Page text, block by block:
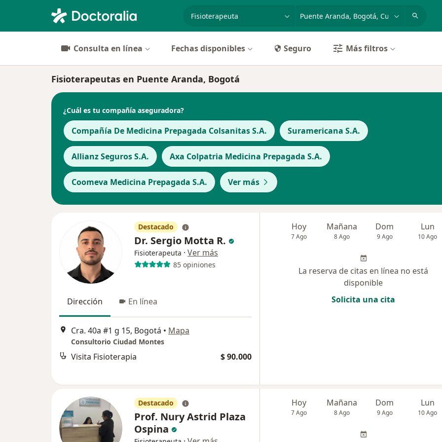
Consulta en línea Fechas disponibles Seguro Más filtros
Fisioterapeutas en Puente Aranda, Bogotá
¿Cuál es tu compañía aseguradora?
Compañía De Medicina Prepagada Colsanitas S.A. Suramericana S.A.
Allianz Seguros S.A. Axa Colpatria Medicina Prepagada S.A.
Coomeva Medicina Prepagada S.A. Ver más
Destacado
Dr. Sergio Motta R.
Fisioterapeuta · Ver más
85 opiniones
Dirección En línea
Cra. 40a #1 g 15, Bogotá • Mapa
Consultorio Ciudad Montes
Visita Fisioterapia $ 90.000
Hoy
7 Ago
Mañana
8 Ago
Dom
9 Ago
Lun
10 Ago
La reserva de citas en línea no está
disponible
Solicita una cita
Destacado
Prof. Nury Astrid Plaza
Ospina
Hoy
7 Ago
Mañana
8 Ago
Dom
9 Ago
Lun
10 Ago